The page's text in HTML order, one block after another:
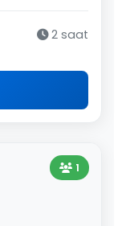
2 saat
1